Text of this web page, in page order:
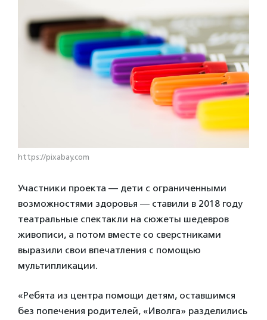
https://pixabay.com
Участники проекта — дети с ограниченными
возможностями здоровья — ставили в 2018 году
театральные спектакли на сюжеты шедевров
живописи, а потом вместе со сверстниками
выразили свои впечатления с помощью
мультипликации.
«Ребята из центра помощи детям, оставшимся
без попечения родителей, «Иволга» разделились